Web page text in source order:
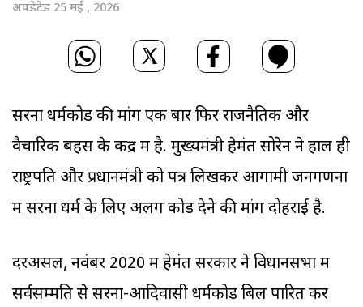
अपडेटेड 25 मई , 2026
सरना धर्मकोड की मांग एक बार फिर राजनैतिक और
वैचारिक बहस के केंद्र में है. मुख्यमंत्री हेमंत सोरेन ने हाल ही
राष्ट्रपति और प्रधानमंत्री को पत्र लिखकर आगामी जनगणना
में सरना धर्म के लिए अलग कोड देने की मांग दोहराई है.
दरअसल, नवंबर 2020 में हेमंत सरकार ने विधानसभा में
सर्वसम्मति से सरना-आदिवासी धर्मकोड बिल पारित कर